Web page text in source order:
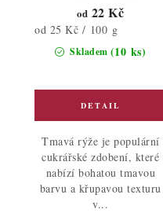
Skladem (10 ks)
od 22 Kč
Měrná
cena:
od 25 Kč / 100 g
Tmavá rýže je populární
cukrářské zdobení, které
nabízí bohatou tmavou
barvu a křupavou texturu
v...